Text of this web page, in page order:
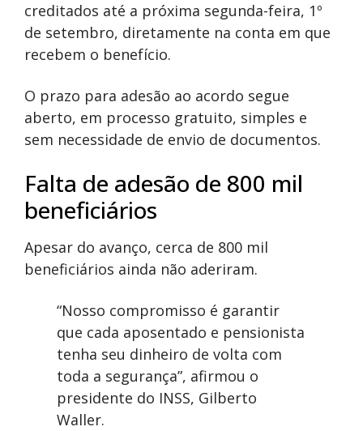
creditados até a próxima segunda-feira, 1º
de setembro, diretamente na conta em que
recebem o benefício.
O prazo para adesão ao acordo segue
aberto, em processo gratuito, simples e
sem necessidade de envio de documentos.
Falta de adesão de 800 mil
beneficiários
Apesar do avanço, cerca de 800 mil
beneficiários ainda não aderiram.
“Nosso compromisso é garantir
que cada aposentado e pensionista
tenha seu dinheiro de volta com
toda a segurança”, afirmou o
presidente do INSS, Gilberto
Waller.